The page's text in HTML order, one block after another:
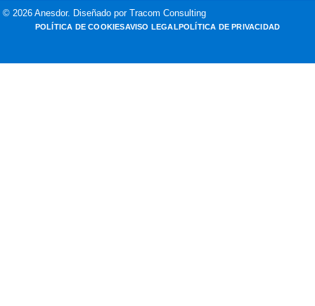
© 2026 Anesdor. Diseñado por Tracom Consulting
POLÍTICA DE COOKIESAVISO LEGAL POLÍTICA DE PRIVACIDAD